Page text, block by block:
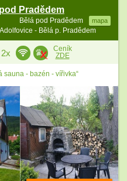
Pradědem
Bělá pod Pradědem mapa
- Bělá p. Pradědem
2x
Ceník
ZDE
sauna - bazén - vířivka“